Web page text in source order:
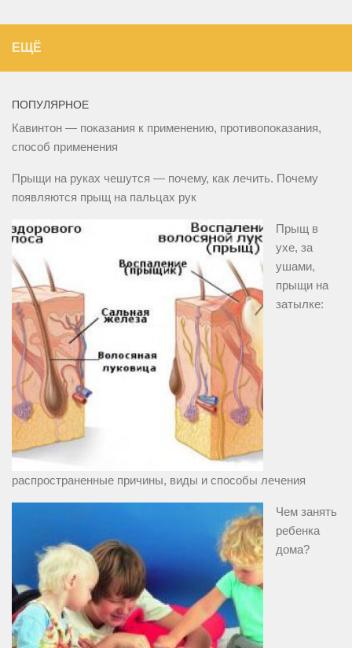
ЕЩЁ
ПОПУЛЯРНОЕ
Кавинтон — показания к применению, противопоказания,
способ применения
Прыщи на руках чешутся — почему, как лечить. Почему
появляются прыщ на пальцах рук
Прыщ в
ухе, за
ушами,
прыщи на
затылке:
распространенные причины, виды и способы лечения
Чем занять
ребенка
дома?